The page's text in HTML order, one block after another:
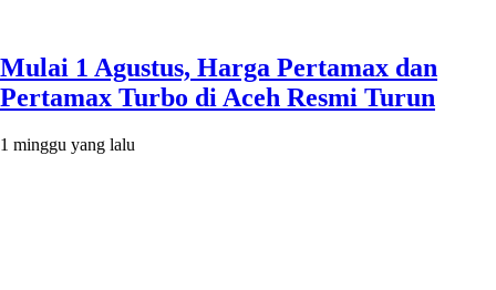
Mulai 1 Agustus, Harga Pertamax dan
Pertamax Turbo di Aceh Resmi Turun
1 minggu yang lalu